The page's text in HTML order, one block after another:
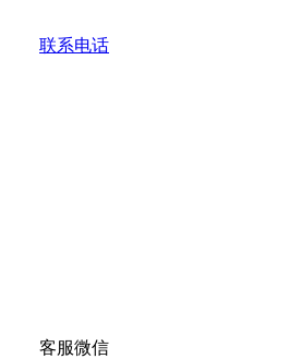
联系电话
客服微信